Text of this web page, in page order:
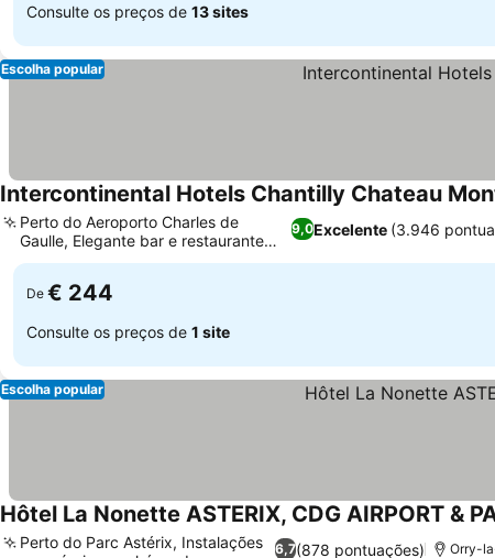
Consulte os preços de 13 sites
Escolha popular
Intercontinental Hotels Chantilly Chateau
9,0Excelente (3.946
Perto do Aeroporto Charles de
Gaulle, Elegante bar e restaurante
Stradivarius
De € 244
Consulte os preços de 1 site
Escolha popular
Hôtel La Nonette ASTERIX, CDG AIRPORT &
6,7(878 pontuações)
Perto do Parc Astérix, Instalações
Orry-